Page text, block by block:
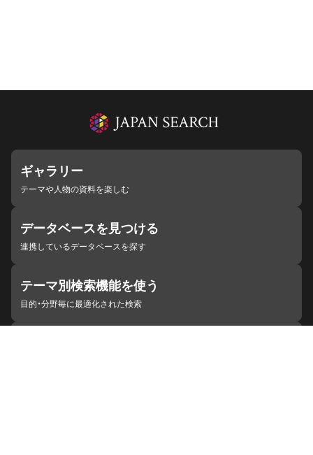
ギャラリー
テーマや人物の資料を楽しむ
データベースを見つける
連携しているデータベースを探す
テーマ別検索機能を使う
目的・分野毎に最適化された検索